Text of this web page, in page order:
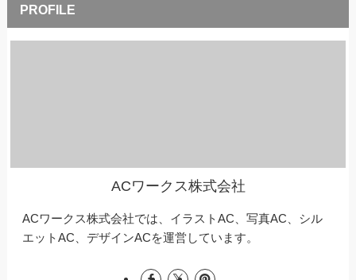
ACワークス株式会社
ACワークス株式会社では、イラストAC、写真AC、シル
エットAC、デザインACを運営しています。